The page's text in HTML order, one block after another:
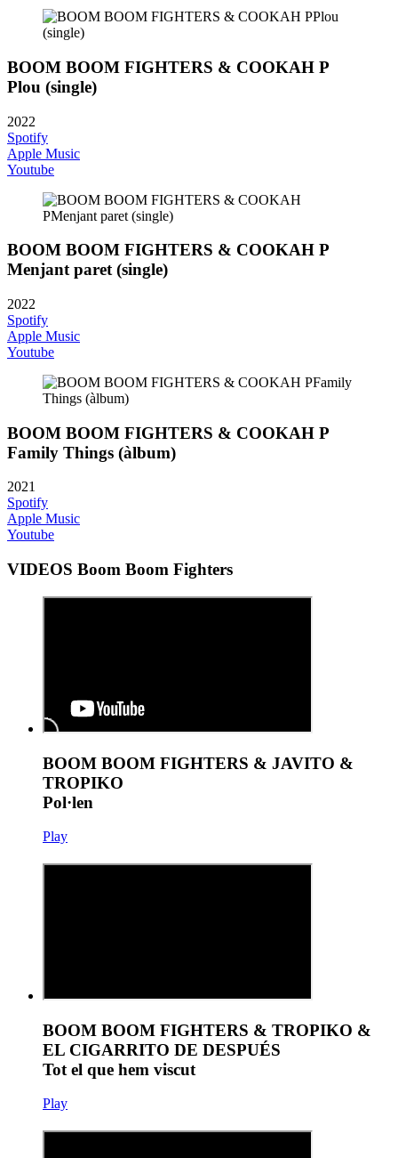
BOOM BOOM FIGHTERS & COOKAH P
Plou (single)
2022
Spotify
Apple Music
Youtube
BOOM BOOM FIGHTERS & COOKAH P
Menjant paret (single)
2022
Spotify
Apple Music
Youtube
BOOM BOOM FIGHTERS & COOKAH P
Family Things (àlbum)
2021
Spotify
Apple Music
Youtube
VIDEOS Boom Boom Fighters
BOOM BOOM FIGHTERS & JAVITO &
TROPIKO
Pol·len
Play
BOOM BOOM FIGHTERS & TROPIKO &
EL CIGARRITO DE DESPUÉS
Tot el que hem viscut
Play